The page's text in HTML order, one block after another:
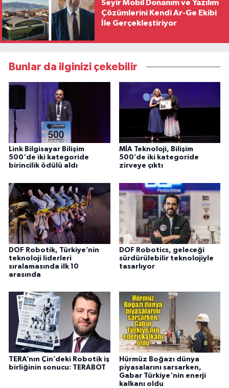
Seyir Mobil Donanım ve Yazılım
Çözümlerini Kendi Ar-Ge Ekibi
İle Gerçekleştiriyor
Bunlar da ilginizi çekebilir
Link Bilgisayar Bilişim
500'de iki kategoride
birincilik ödülü aldı
MİA Teknoloji, Bilişim
500’de iki kategoride
zirveye çıktı
DOF Robotik, Türkiye’nin
teknoloji liderleri
sıralamasında ilk 10
arasında
DOF Robotics, geleceği
sürdürülebilir teknolojiyle
tasarlıyor
TERA’nın Çin’deki Robotik iş
birliğinin sonucu: TERABOT
Hürmüz Boğazı dünya
piyasalarını sarsarken,
Gabar Türkiye'nin enerji
kalkanı oldu